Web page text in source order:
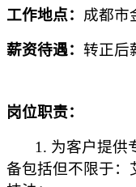
工作地点： 成都市
薪资待遇： 转正后
岗位职责：
1. 为客户提供
备包括但不限于：